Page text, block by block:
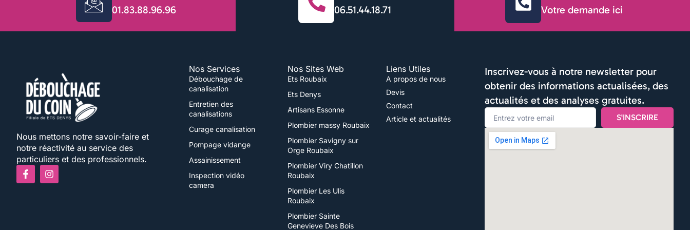
01.83.88.96.96 06.51.44.18.71 Votre demande ici
Nous mettons notre savoir-faire et
notre réactivité au service des
particuliers et des professionnels.
F
a
I
n
Nos Services
Débouchage de
canalisation
Entretien des
canalisations
Curage canalisation
Pompage vidange
Assainissement
Inspection vidéo
camera
Nos Sites Web
Ets Roubaix
Ets Denys
Artisans Essonne
Plombier massy Roubaix
Plombier Savigny sur
Orge Roubaix
Plombier Viry Chatillon
Roubaix
Plombier Les Ulis
Roubaix
Plombier Sainte
Genevieve Des Bois
Liens Utiles
A propos de nous
Devis
Contact
Article et actualités
Inscrivez-vous à notre newsletter pour
obtenir des informations actualisées, des
actualités et des analyses gratuites.
Email S'INSCRIRE